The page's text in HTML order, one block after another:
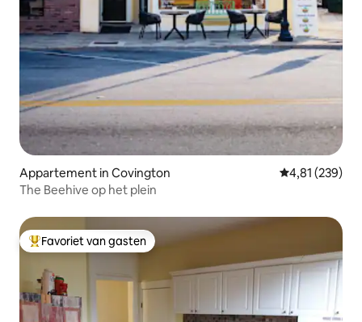
Appartement in Covington Gemiddelde
4,81 (239)
The Beehive op het plein
Topfavoriet van gasten
Favoriet van gasten